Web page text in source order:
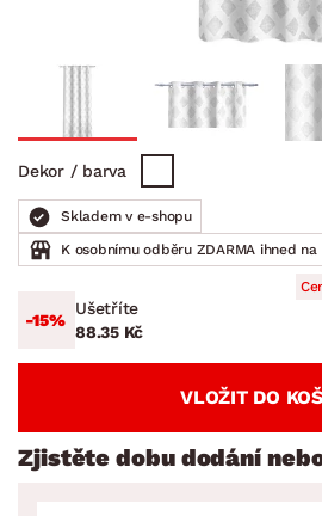
Dekor / barva
Skladem v e-shopu
K osobnímu odběru ZDARMA ihned na
-15%
Ušetříte
88.35 Kč
VLOŽIT DO
Zjistěte dobu dodání